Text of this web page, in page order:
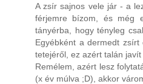
A zsír sajnos vele jár - a
férjemre bízom, és még
tányérba, hogy tényleg
Egyébként a dermedt
tetejéről, ez azért talán
Remélem, azért lesz
(x év múlva ;D), akkor